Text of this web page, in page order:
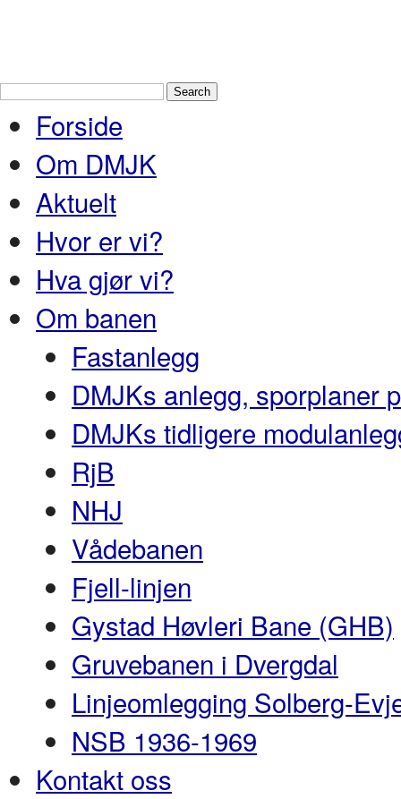
Forside
Om DMJK
Aktuelt
Hvor er vi?
Hva gjør vi?
Om banen
Fastanlegg
DMJKs anlegg, sporplaner
DMJKs tidligere
RjB
NHJ
Vådebanen
Fjell-linjen
Gystad Høvleri Bane (GHB)
Gruvebanen i Dvergdal
Linjeomlegging Solberg-
NSB 1936-1969
Kontakt oss